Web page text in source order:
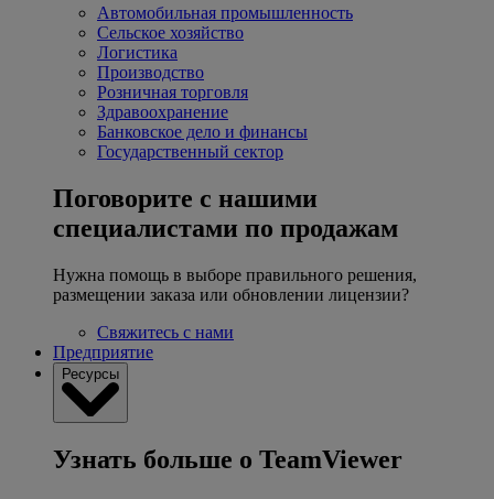
Автомобильная промышленность
Сельское хозяйство
Логистика
Производство
Розничная торговля
Здравоохранение
Банковское дело и финансы
Государственный сектор
Поговорите с нашими
специалистами по продажам
Нужна помощь в выборе правильного решения,
размещении заказа или обновлении лицензии?
Свяжитесь с нами
Предприятие
Ресурсы
Узнать больше о TeamViewer